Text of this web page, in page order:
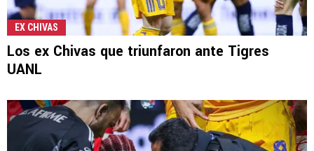
EX CHIVAS
Los ex Chivas que triunfaron ante Tigres
UANL